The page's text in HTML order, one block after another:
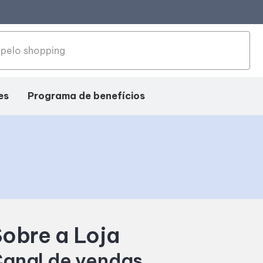
Programa de benefícios
a Loja